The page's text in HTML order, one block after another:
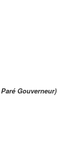
Gouverneur)